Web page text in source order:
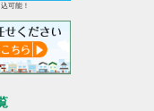
可能！